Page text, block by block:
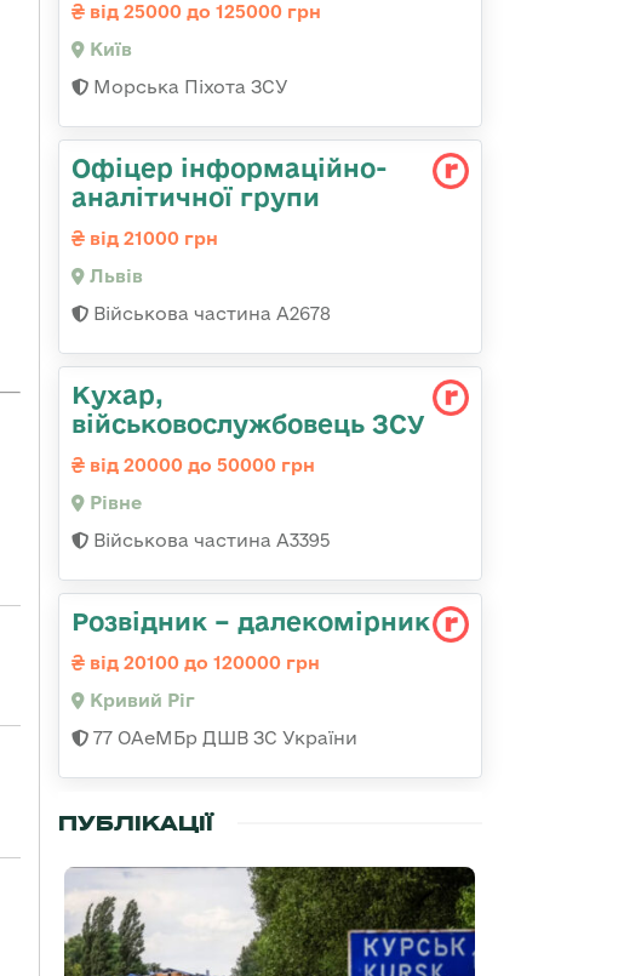
від 25000 до 125000 грн
Київ
Морська Піхота ЗСУ
Офіцер інформаційно-
аналітичної групи
від 21000 грн
Львів
Військова частина А2678
Кухар,
військовослужбовець ЗСУ
від 20000 до 50000 грн
Рівне
Військова частина А3395
Розвідник – далекомірник
від 20100 до 120000 грн
Кривий Ріг
77 ОАеМБр ДШВ ЗС України
ПУБЛІКАЦІЇ